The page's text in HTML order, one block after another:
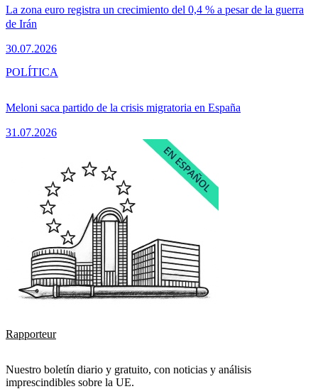
La zona euro registra un crecimiento del 0,4 % a pesar de la guerra
de Irán
30.07.2026
Meloni saca partido de la crisis migratoria en España
31.07.2026
POLÍTICA
Rapporteur
Nuestro boletín diario y gratuito, con noticias y análisis
imprescindibles sobre la UE.